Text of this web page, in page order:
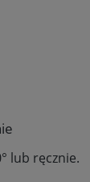
° lub ręcznie.